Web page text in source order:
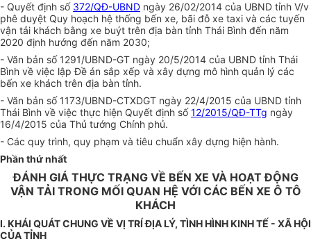
- Quyết định số 372/QĐ-UBND ngày 26/02/2014 của UBND tỉnh V/v
phê duyệt Quy hoạch hệ thống bến xe, bãi đỗ xe taxi và các tuyến
vận tải khách bằng xe buýt trên địa bàn tỉnh Thái Bình đến năm
2020 định hướng đến năm 2030;
- Văn bản số 1291/UBND-GT ngày 20/5/2014 của UBND tỉnh Thái
Bình về việc lập Đề án sắp xếp và xây dựng mô hình quản lý các
bến xe khách trên địa bàn tỉnh.
- Văn bản số 1173/UBND-CTXDGT ngày 22/4/2015 của UBND tỉnh
Thái Bình về việc thực hiện Quyết định số12/2015/QĐ-TTg ngày
16/4/2015 của Thủ tướng Chính phủ.
- Các quy trình, quy phạm và tiêu chuẩn xây dựng hiện hành.
Phần thứ nhất
ĐÁNH GIÁ THỰC TRẠNG VỀ BẾN XE VÀ HOẠT ĐỘNG
VẬN TẢI TRONG MỐI QUAN HỆ VỚI CÁC BẾN XE Ô TÔ
KHÁCH
I. KHÁI QUÁT CHUNG VỀ VỊ TRÍ ĐỊA LÝ, TÌNH HÌNH KINH TẾ - XÃ HỘI
CỦA TỈNH